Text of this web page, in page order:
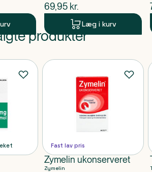
$nuværende pris
69,95 kr.
Læg i kurv
produkter
Fast lav pris
Zymelin ukonserveret
Zymelin